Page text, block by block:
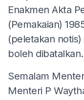
Enakmen Akta
(Pemakaian)
(peletakan
boleh dibatalkan.
Semalam
Menteri P